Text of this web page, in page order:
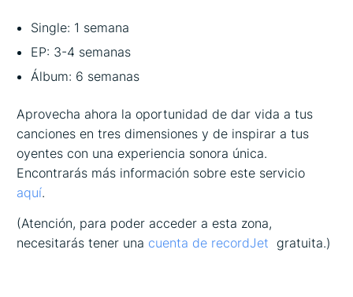
Single: 1 semana
EP: 3-4 semanas
Álbum: 6 semanas
Aprovecha ahora la oportunidad de dar vida a tus
canciones en tres dimensiones y de inspirar a tus
oyentes con una experiencia sonora única.
Encontrarás más información sobre este servicio
aquí.
(Atención, para poder acceder a esta zona,
necesitarás tener una cuenta de recordJet gratuita.)